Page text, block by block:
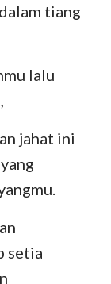
tiang
lalu
jahat ini
setia